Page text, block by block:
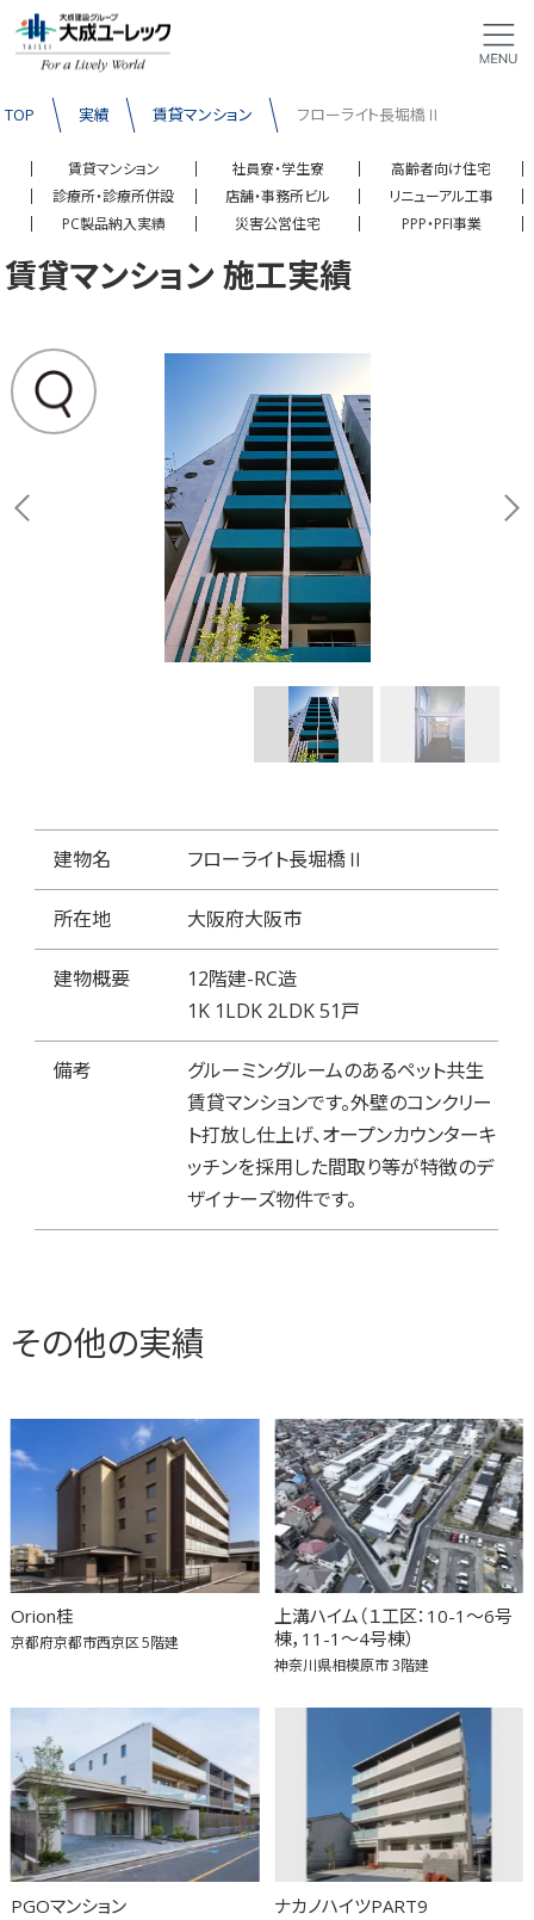
TOP 実績 賃貸マンション フローライト長堀橋Ⅱ
賃貸マンション 社員寮・学生寮
高齢者向け住宅
診療所・診療所併設
店舗・事務所ビル
リニューアル工事
PC製品納入実績
災害公営住宅 PPP・PFI事業
賃貸マンション 施工実績
建物名 フローライト長堀橋Ⅱ
所在地 大阪府大阪市
建物概要
12階建-RC造
1K 1LDK 2LDK 51戸
備考
グルーミングルームのあるペット共生
賃貸マンションです。外壁のコンクリー
ト打放し仕上げ、オープンカウンターキ
ッチンを採用した間取り等が特徴のデ
ザイナーズ物件です。
その他の実績
Orion桂
京都府京都市西京区5階建
上溝ハイム（１工区：10-1～6号
棟，11-1～4号棟）
神奈川県相模原市3階建
PGOマンション ナカノハイツPART9